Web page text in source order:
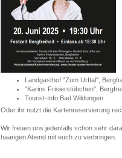
Landgasthof "Zum Urftal",
"Karins Frisierstübchen",
Tourist-Info Bad Wildungen
Oder ihr nutzt die Kartenreservierung
Wir freuen uns jedenfalls schon sehr
haarigen Abend mit euch zu verbringen.